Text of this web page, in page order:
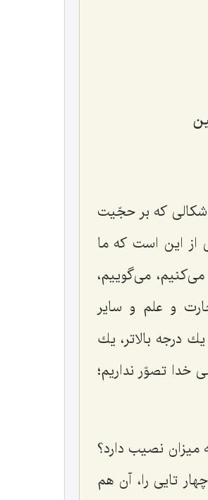
كه بر حجّیت
این است كه ما
می‌گوییم،
و علم و سایر
درجه بالاتر، یك
خدا تصوّر نداریم؛
نصیب دارد؟
تایی را، آن هم